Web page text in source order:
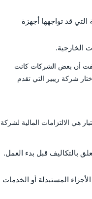
التي قد تواجهها أجهزة
الخارجية.
أن بعض الشركات كانت
شركة ريبير التي تقدم
هي الالتزامات المالية لشركة
بالتكاليف قبل بدء العمل.
المستبدلة أو الخدمات